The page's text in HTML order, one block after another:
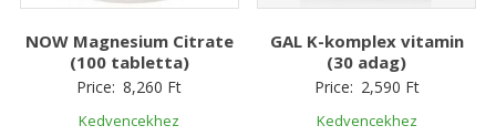
NOW Magnesium Citrate
(100 tabletta)
Price: 8,260 Ft
Kedvencekhez
GAL K-komplex vitamin
(30 adag)
Price: 2,590 Ft
Kedvencekhez